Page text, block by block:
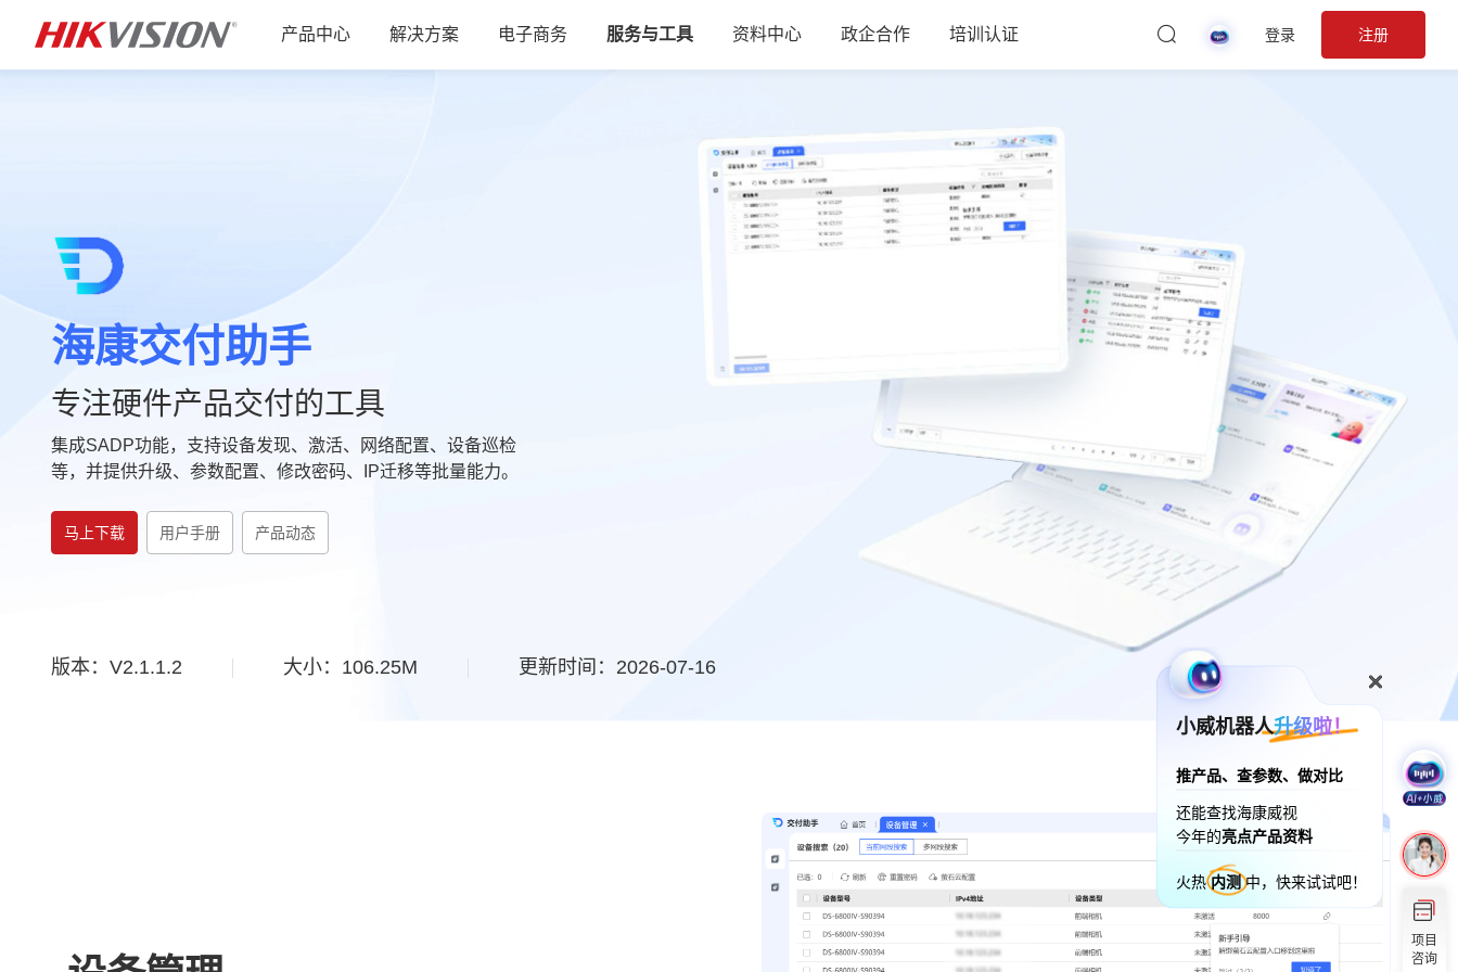
产品中心 解决方案 电子商务 服务与工具 资料中心 政企合作 培训认证 登录 注册
海康交付助手
专注硬件产品交付的工具
集成SADP功能，支持设备发现、激活、网络配置、设备巡检
等，并提供升级、参数配置、修改密码、IP迁移等批量能力。
马上下载 用户手册 产品动态
版本：V2.1.1.2 大小：106.25M 更新时间：2026-07-16
小威机器人升级啦！
推产品、查参数、做对比
还能查找海康威视
今年的亮点产品资料
火热内测中，快来试试吧！
项目
咨询